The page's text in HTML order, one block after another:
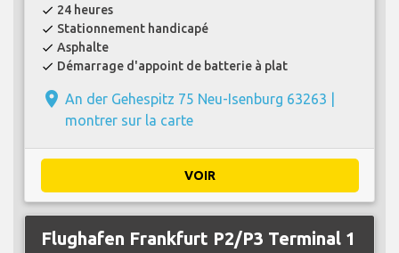
check 24 heures
check Stationnement handicapé
check Asphalte
check Démarrage d'appoint de batterie à plat
place An der Gehespitz 75 Neu-Isenburg 63263 |
montrer sur la carte
VOIR
Flughafen Frankfurt P2/P3 Terminal 1